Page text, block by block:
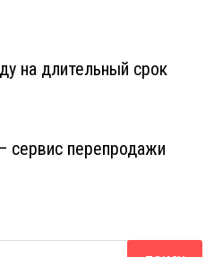
на длительный срок
сервис перепродажи